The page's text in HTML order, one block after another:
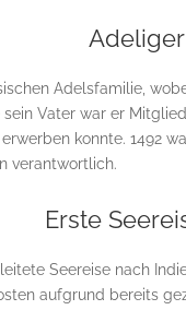
Adelsfamilie,
sein Vater war er
konnte. 1492
verantwortlich.
Erste
Seereise nach
aufgrund bereits